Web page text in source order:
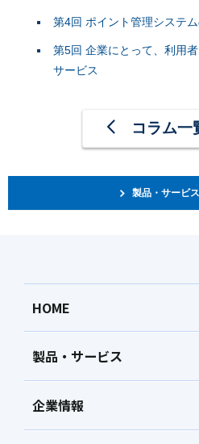
第4回 ポイント管理システ
第5回 企業にとって、利用
サービス
コラム一
製品・サービ
HOME
製品・サービス
企業情報